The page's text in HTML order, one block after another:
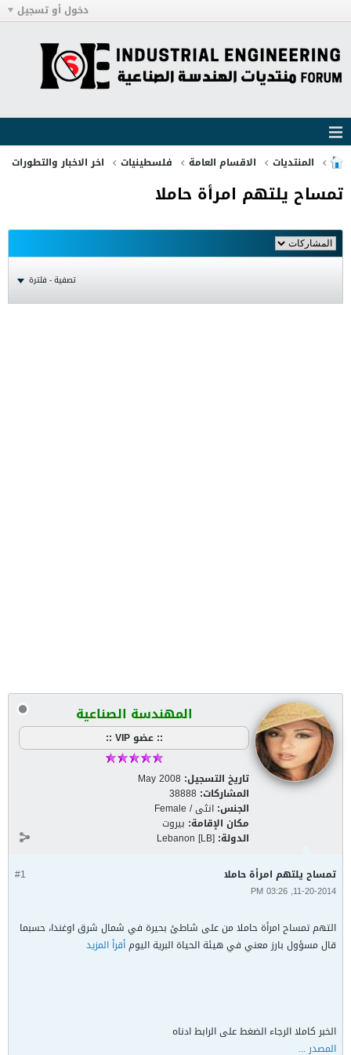
دخول أو تسجيل
المنتديات الاقسام العامة فلسطينيات اخر الاخبار والتطورات
تمساح يلتهم امرأة حاملا
تصفية - فلترة
المهندسة الصناعية
:: عضو VIP ::
تاريخ التسجيل: May 2008
المشاركات: 38888
الجنس: انثى / Female
مكان الإقامة: بيروت
الدولة: Lebanon [LB]
#1 تمساح يلتهم امرأة حاملا
11-20-2014, 03:26 PM
التهم تمساح امرأة حاملا من على شاطئ بحيرة في شمال شرق اوغندا، حسبما
قال مسؤول بارز معني في هيئة الحياة البرية اليومأقرأ المزيد
الخبر كاملا الرجاء الضغط على الرابط ادناه
المصدر ...